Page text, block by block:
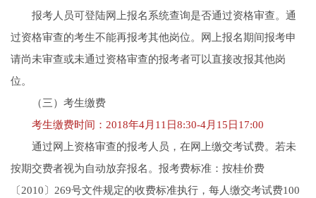
报考人员可登陆网上报名系统查询是否通过资格审查。通
过资格审查的考生不能再报考其他岗位。网上报名期间报考申
请尚未审查或未通过资格审查的报考者可以直接改报其他岗
位。
（三）考生缴费
考生缴费时间：2018年4月11日8:30-4月15日17:00
通过网上资格审查的报考人员，在网上缴交考试费。若未
按期交费者视为自动放弃报名。报考费标准：按桂价费
〔2010〕269号文件规定的收费标准执行，每人缴交考试费100